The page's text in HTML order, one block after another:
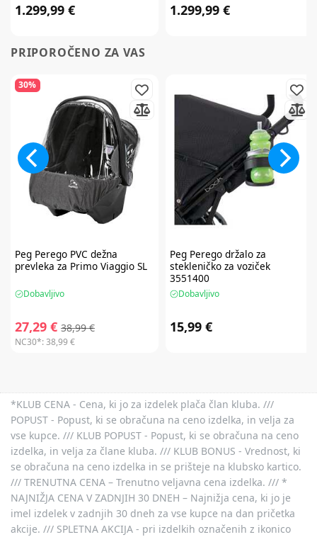
1.299,99 € 1.299,99 €
PRIPOROČENO ZA VAS
30%
Peg PeregoPVC dežna
prevleka za Primo Viaggio SL
Dobavljivo
27,29 € 38,99 €
NC30*:38,99 €
Peg Perego držalo za
stekleničko za voziček
3551400
Dobavljivo
15,99 €
*KLUB CENA - Cena, ki jo za izdelek plača član kluba. ///
POPUST - Popust, ki se obračuna na ceno izdelka, in velja za
vse kupce. /// KLUB POPUST - Popust, ki se obračuna na ceno
izdelka, in velja za člane kluba. /// KLUB BONUS - Vrednost, ki
se obračuna na ceno izdelka in se prišteje na klubsko kartico.
/// TRENUTNA CENA – Trenutno veljavna cena izdelka. /// *
NAJNIŽJA CENA V ZADNJIH 30 DNEH – Najnižja cena, ki jo je
imel izdelek v zadnjih 30 dneh za vse kupce na dan pričetka
akcije. /// SPLETNA AKCIJA - pri izdelkih označenih z ikonico